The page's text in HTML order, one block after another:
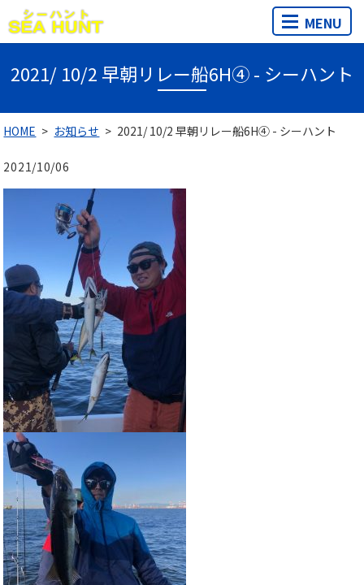
MENU
2021/ 10/2 早朝リレー船6H④ - シーハント
HOME お知らせ 2021/ 10/2 早朝リレー船6H④ - シーハント
2021/10/06